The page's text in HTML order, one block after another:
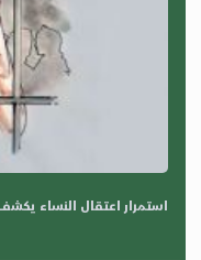
استمرار اعتقال النساء